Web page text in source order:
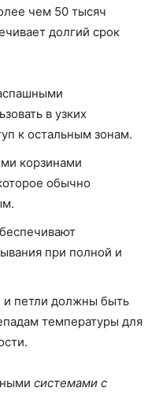
чем 50 тысяч
долгий срок
в узких
к остальным зонам.
корзинами
обычно
при полной и
петли должны быть
температуры для
системами с